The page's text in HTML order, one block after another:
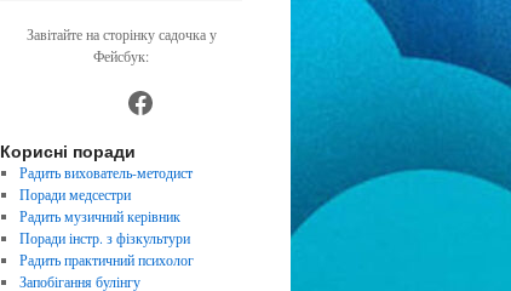
Завітайте на сторінку садочка у
Фейсбук:
https://www.facebook.com/
Корисні поради
Радить вихователь-методист
Поради медсестри
Радить музичний керівник
Поради інстр. з фізкультури
Радить практичний психолог
Запобігання булінгу